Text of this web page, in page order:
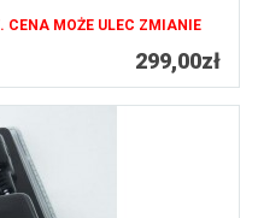
CENA MOŻE ULEC ZMIANIE
299,00zł